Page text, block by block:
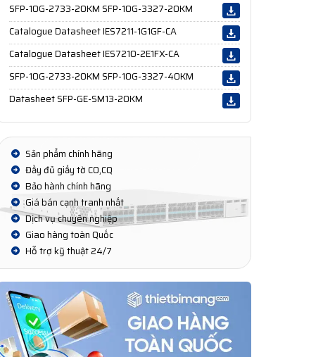
SFP-10G-2733-20KM SFP-10G-3327-20KM
Catalogue Datasheet IES7211-1G1GF-CA
Catalogue Datasheet IES7210-2E1FX-CA
SFP-10G-2733-20KM SFP-10G-3327-40KM
Datasheet SFP-GE-SM13-20KM
Sản phẩm chính hãng
Đầy đủ giấy tờ CO,CQ
Bảo hành chính hãng
Giá bán cạnh tranh nhất
Dịch vụ chuyên nghiệp
Giao hàng toàn Quốc
Hỗ trợ kỹ thuật 24/7